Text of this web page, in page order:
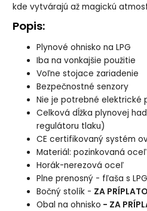
kde vytvárajú až magickú
Popis:
Plynové ohnisko na LPG
Iba na vonkajšie použitie
Voľne stojace zariadenie
Bezpečnostné senzory
Nie je potrebné elektrické
Celková dĺžka plynovej
regulátoru tlaku)
CE certifikovaný systém
Materiál: pozinkovaná
Horák-nerezová oceľ
Plne prenosný - fľaša s
Bočný stolík - ZA
Obal na ohnisko - ZA